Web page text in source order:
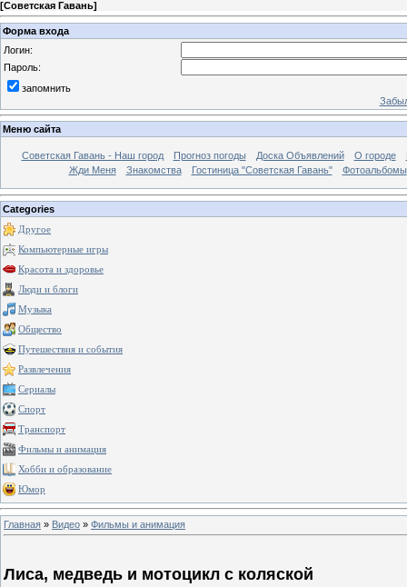
[Советская Гавань]
Форма входа
Логин:
Пароль:
запомнить
Меню сайта
Советская Гавань - Наш город Прогноз погоды Доска Объявлений О городе
Жди Меня
Знакомства Гостиница "Советская Гавань" Фотоальбомы
Categories
Другое
Компьютерные игры
Красота и здоровье
Люди и блоги
Музыка
Общество
Путешествия и события
Развлечения
Сериалы
Спорт
Транспорт
Фильмы и анимация
Хобби и образование
Юмор
Главная » Видео » Фильмы и анимация
Лиса, медведь и мотоцикл с коляской